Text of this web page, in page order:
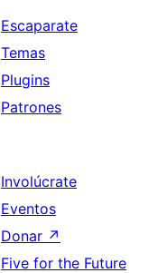
Escaparate
Temas
Plugins
Patrones
Involúcrate
Eventos
Donar ↗
Five for the Future